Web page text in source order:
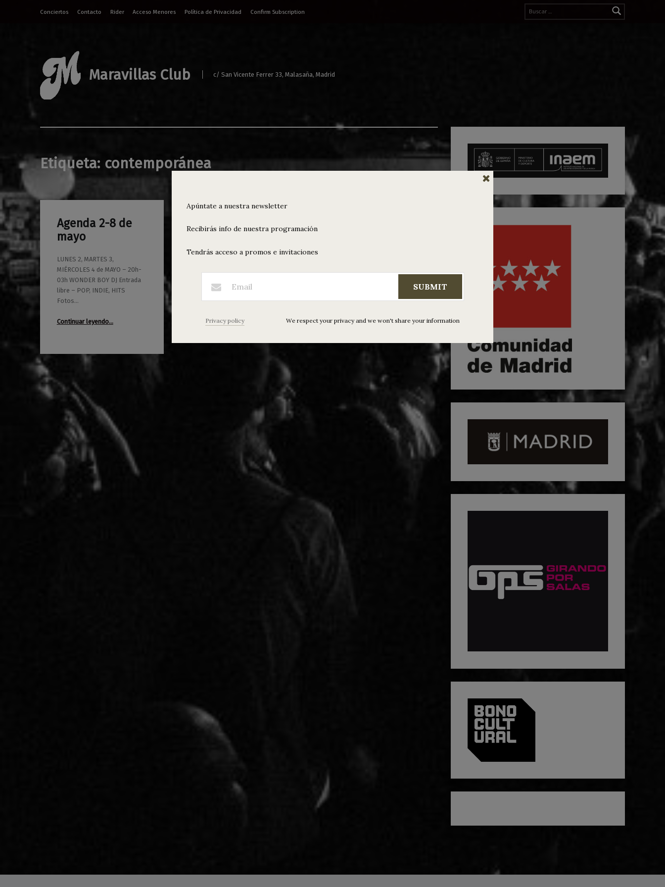
Buscar:
Conciertos
Contacto Rider Acceso Menores Política de Privacidad Confirm Subscription
Maravillas Club c/ San Vicente Ferrer 33, Malasaña, Madrid
Etiqueta: contemporánea
Agenda 2-8 de
mayo
LUNES 2, MARTES 3,
MIÉRCOLES 4 de MAYO – 20h-
03h WONDER BOY DJ Entrada
libre – POP, INDIE, HITS
Fotos…
Continuar leyendo…
02/05/2022
0
Maravillas
Apúntate a nuestra newsletter
Recibirás info de nuestra programación
Tendrás acceso a promos e invitaciones
SUBMIT
Privacy policy We respect your privacy and we won't share your information